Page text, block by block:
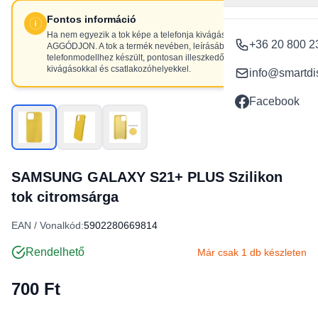
+36 20 800
Facebook
Fontos információ
Ha nem egyezik a tok képe a telefonja kivágásaival, NE
AGGÓDJON. A tok a termék nevében, leírásában szereplő
telefonmodellhez készült, pontosan illeszkedő
kivágásokkal és csatlakozóhelyekkel.
SAMSUNG GALAXY S21+ PLUS Szilikon
tok citromsárga
EAN / Vonalkód:5902280669814
Rendelhető Már csak 1 db készleten
700 Ft